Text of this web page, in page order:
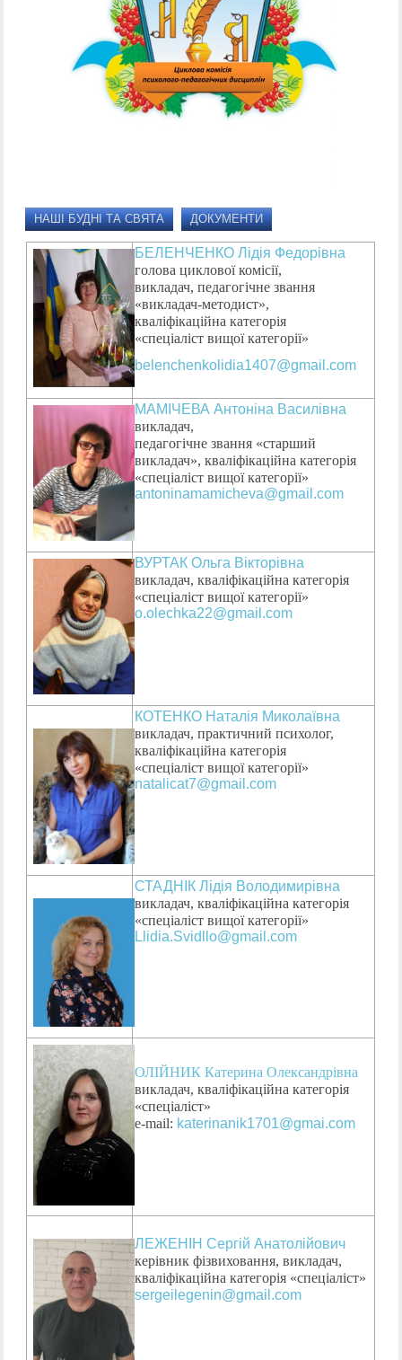
НАШІ БУДНІ ТА СВЯТА ДОКУМЕНТИ
БЕЛЕНЧЕНКО Лідія Федорівна
голова циклової комісії,
викладач, педагогічне звання
«викладач-методист»,
кваліфікаційна категорія
«спеціаліст вищої категорії»
belenchenkolidia1407@gmail.com
МАМІЧЕВА Антоніна Василівна
викладач,
педагогічне звання «старший
викладач», кваліфікаційна категорія
«спеціаліст вищої категорії»
antoninamamicheva@gmail.com
ВУРТАК Ольга Вікторівна
викладач, кваліфікаційна категорія
«спеціаліст вищої категорії»
o.olechka22@gmail.com
КОТЕНКО Наталія Миколаївна
викладач, практичний психолог,
кваліфікаційна категорія
«спеціаліст вищої категорії»
natalicat7@gmail.com
СТАДНІК Лідія Володимирівна
викладач, кваліфікаційна категорія
«спеціаліствищоїкатегорії»
Llidia.Svidllo@gmail.com
ОЛІЙНИК Катерина Олександрівна
викладач, кваліфікаційна категорія
«спеціаліст»
е-mail: katerinanik1701@gmai.com
ЛЕЖЕНІН Сергій Анатолійович
керівник фізвиховання, викладач,
кваліфікаційна категорія «спеціаліст»
sergeilegenin@gmail.com